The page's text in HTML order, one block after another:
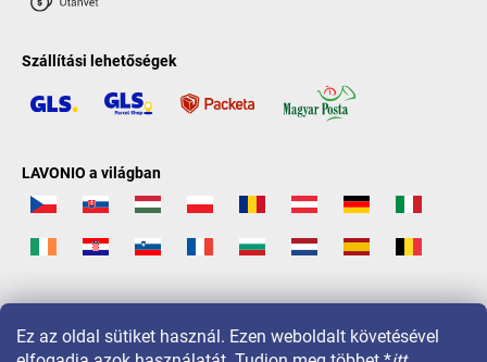
Ez az oldal sütiket használ. Ezen weboldalt követésével
Szállítási lehetőségek
LAVONIO a világban